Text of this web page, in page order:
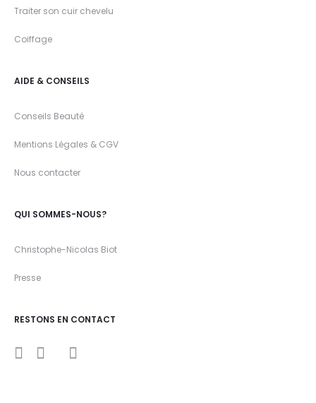
Traiter son cuir chevelu
Coiffage
AIDE & CONSEILS
Conseils Beauté
Mentions Légales & CGV
Nous contacter
QUI SOMMES-NOUS?
Christophe-Nicolas Biot
Presse
RESTONS EN CONTACT